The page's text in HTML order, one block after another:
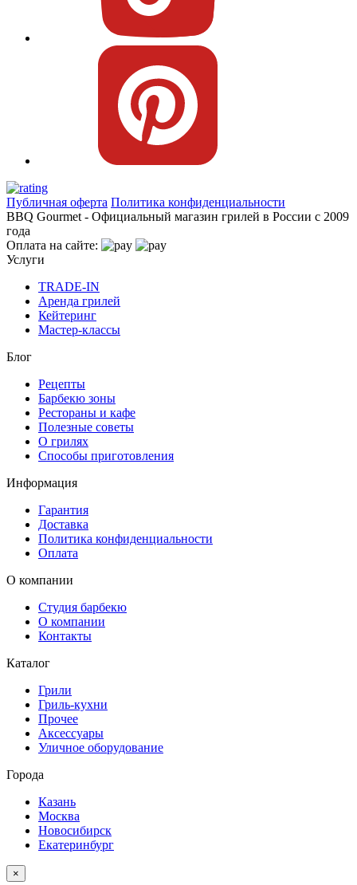
Публичная оферта Политика конфиденциальности
BBQ Gourmet - Официальный магазин грилей в России с 2009
года
Оплата на сайте:
Услуги
TRADE-IN
Аренда грилей
Кейтеринг
Мастер-классы
Блог
Рецепты
Барбекю зоны
Рестораны и кафе
Полезные советы
О грилях
Способы приготовления
Информация
Гарантия
Доставка
Политика конфиденциальности
Оплата
О компании
Студия барбекю
О компании
Контакты
Каталог
Грили
Гриль-кухни
Прочее
Аксессуары
Уличное оборудование
Города
Казань
Москва
Новосибирск
Екатеринбург
×